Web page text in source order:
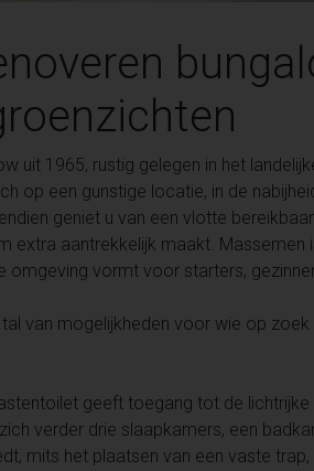
uit 1965, rustig gelegen in het
op een gunstige locatie, in de
geniet u van een vlotte
extra aantrekkelijk maakt. Massemen
vormt voor starters,
van mogelijkheden voor wie op zoek
geeft toegang tot de
verder drie slaapkamers, een
mits het plaatsen van een vaste trap,